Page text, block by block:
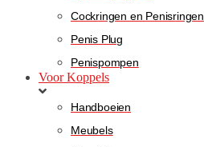
Cockringen en Penisringen
Penis Plug
Penispompen
Voor Koppels
Handboeien
Meubels